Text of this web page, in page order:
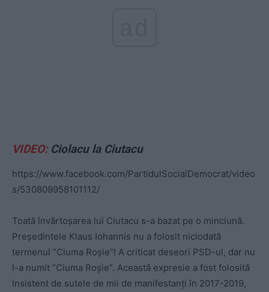
VIDEO:Ciolacu la Ciutacu
https://www.facebook.com/PartidulSocialDemocrat/video
s/530809958101112/
Toată învârtoșarea lui Ciutacu s-a bazat pe o minciună.
Președintele Klaus Iohannis nu a folosit niciodată
termenul “Ciuma Roșie”! A criticat deseori PSD-ul, dar nu
l-a numit “Ciuma Roșie”. Această expresie a fost folosită
insistent de sutele de mii de manifestanți în 2017-2019,